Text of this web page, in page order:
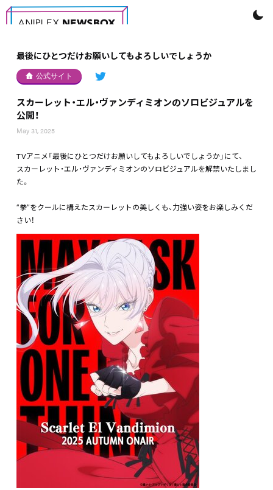
最後にひとつだけお願いしてもよろしいでしょうか
公式サイト
スカーレット・エル・ヴァンディミオンのソロビジュアルを
公開！
May 31, 2025
TVアニメ「最後にひとつだけお願いしてもよろしいでしょうか」にて、
スカーレット・エル・ヴァンディミオンのソロビジュアルを解禁いたしまし
た。
“拳”をクールに構えたスカーレットの美しくも、力強い姿をお楽しみくだ
さい！